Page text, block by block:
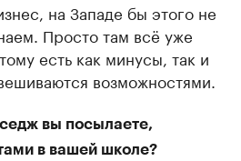
на Западе бы этого не
Просто там всё уже
есть как минусы, так и
возможностями.
вы посылаете,
в вашей школе?